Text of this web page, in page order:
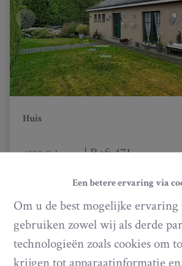
Een betere ervaring via
Om u de best mogelijke ervaring
gebruiken zowel wij als derde
technologieën zoals cookies om
krijgen tot apparaatinformatie
Huis
6890 Ochamps |Ref: 471
Vanaf € 249.000
110 m²